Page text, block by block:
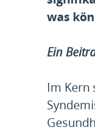
was
Ein
Im Kern